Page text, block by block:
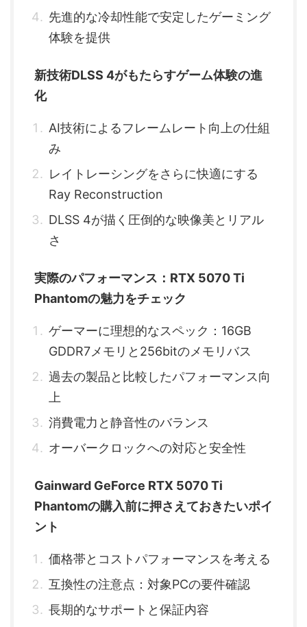
先進的な冷却性能で安定したゲーミング
体験を提供
新技術DLSS 4がもたらすゲーム体験の進
化
AI技術によるフレームレート向上の仕組
み
レイトレーシングをさらに快適にする
Ray Reconstruction
DLSS 4が描く圧倒的な映像美とリアル
さ
実際のパフォーマンス：RTX 5070 Ti
Phantomの魅力をチェック
ゲーマーに理想的なスペック：16GB
GDDR7メモリと256bitのメモリバス
過去の製品と比較したパフォーマンス向
上
消費電力と静音性のバランス
オーバークロックへの対応と安全性
Gainward GeForce RTX 5070 Ti
Phantomの購入前に押さえておきたいポイ
ント
価格帯とコストパフォーマンスを考える
互換性の注意点：対象PCの要件確認
長期的なサポートと保証内容